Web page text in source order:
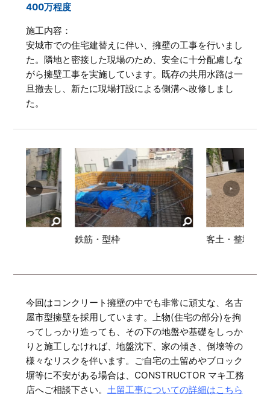
400万程度
施工内容：
安城市での住宅建替えに伴い、擁壁の工事を行いまし
た。隣地と密接した現場のため、安全に十分配慮しな
がら擁壁工事を実施しています。既存の共用水路は一
旦撤去し、新たに現場打設による側溝へ改修しまし
た。
客土・整地
今回はコンクリート擁壁の中でも非常に頑丈な、名古
屋市型擁壁を採用しています。上物(住宅の部分)を拘
ってしっかり造っても、その下の地盤や基礎をしっか
りと施工しなければ、地盤沈下、家の傾き、倒壊等の
様々なリスクを伴います。ご自宅の土留めやブロック
塀等に不安がある場合は、CONSTRUCTOR マキ工務
店へご相談下さい。 土留工事についての詳細はこちら